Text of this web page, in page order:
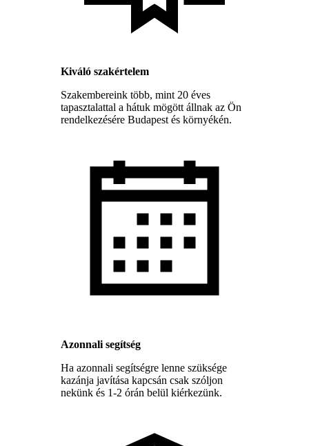
Kiváló szakértelem
Szakembereink több, mint 20 éves
tapasztalattal a hátuk mögött állnak az Ön
rendelkezésére Budapest és környékén.
Azonnali segítség
Ha azonnali segítségre lenne szüksége
kazánja javítása kapcsán csak szóljon
nekünk és 1-2 órán belül kiérkezünk.